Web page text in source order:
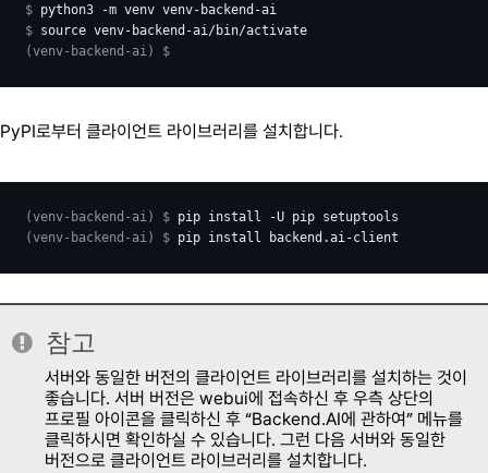
$ python3 -m venv
venv-backend-ai
$ source
venv-backend-ai/bin/activate
(venv-backend-ai)
$
PyPI로부터 클라이언트 라이브러리를 설치합니다.
(venv-backend-ai) $ pip install -U pip
(venv-backend-ai)
$ pip install
참고
서버와 동일한 버전의 클라이언트 라이브러리를 설치하는 것이
좋습니다. 서버 버전은 webui에 접속하신 후 우측 상단의
프로필 아이콘을 클릭하신 후 “Backend.AI에 관하여” 메뉴를
클릭하시면 확인하실 수 있습니다. 그런 다음 서버와 동일한
버전으로 클라이언트 라이브러리를 설치합니다.